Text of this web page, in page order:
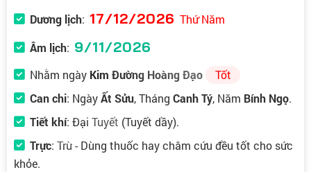
Dương lịch: 17/12/2026 Thứ Năm
Âm lịch: 9/11/2026
Nhằm ngày Kim Đường Hoàng Đạo
Tốt
Can chi: NgàyẤt Sửu, Tháng Canh Tý, Năm Bính Ngọ.
Tiết khí: Đại Tuyết (Tuyết dầy).
Trực: Trừ- Dùng thuốc hay châm cứu đều tốt cho sức
khỏe.